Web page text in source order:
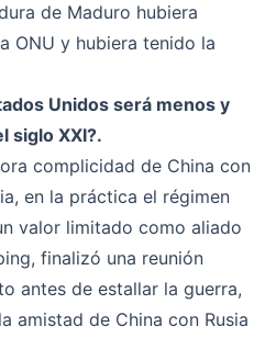
de Maduro hubiera
ONU y hubiera tenido la
Unidos será menos y
siglo XXI?.
complicidad de China con
en la práctica el régimen
valor limitado como aliado
finalizó una reunión
antes de estallar la guerra,
amistad de China con Rusia